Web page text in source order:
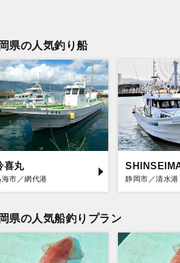
県の人気釣り船
喜丸
海市／網代港 静岡市／清水港
県の人気船釣りプラン